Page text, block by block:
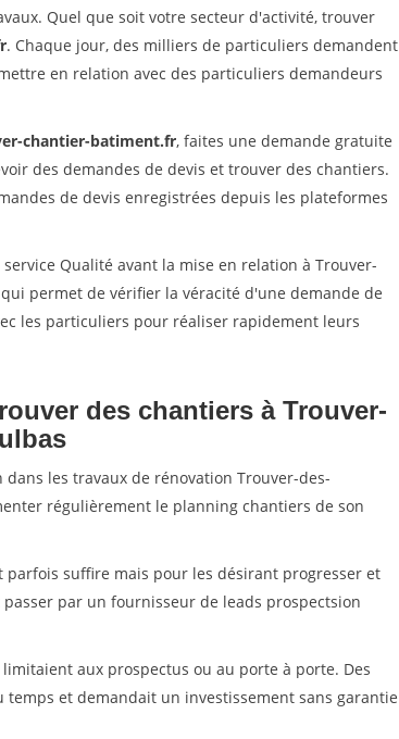
Quel que soit votre secteur d'activité, trouver
. Chaque jour, des milliers de particuliers demandent
en relation avec des particuliers demandeurs
chantier-batiment.fr, faites une demande gratuite
des demandes de devis et trouver des chantiers.
de devis enregistrées depuis les plateformes
Qualité avant la mise en relation à Trouver-
permet de vérifier la véracité d'une demande de
les particuliers pour réaliser rapidement leurs
des chantiers à Trouver-
les travaux de rénovation Trouver-des-
régulièrement le planning chantiers de son
suffire mais pour les désirant progresser et
par un fournisseur de leads prospectsion
aux prospectus ou au porte à porte. Des
et demandait un investissement sans garantie